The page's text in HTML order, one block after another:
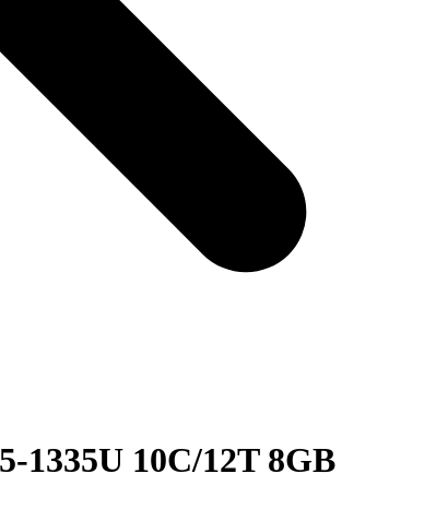
1335U 10C/12T 8GB